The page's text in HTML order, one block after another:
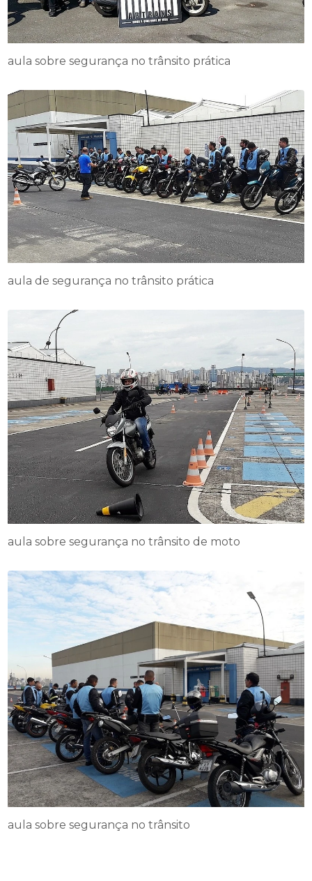
aula sobre segurança no trânsito prática
aula de segurança no trânsito prática
aula sobre segurança no trânsito de moto
aula sobre segurança no trânsito